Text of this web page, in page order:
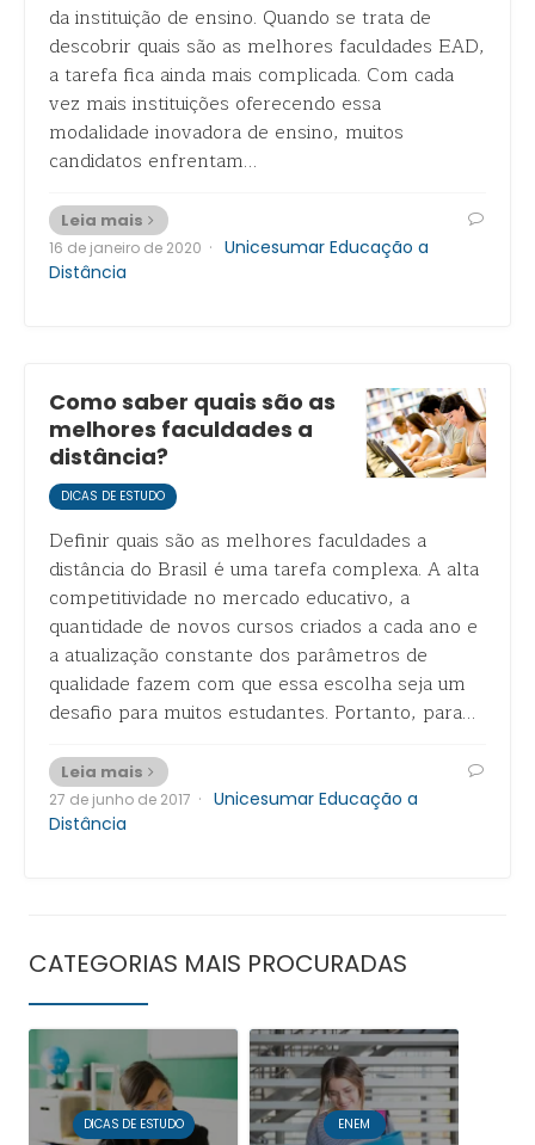
da instituição de ensino. Quando se trata de
descobrir quais são as melhores faculdades EAD,
a tarefa fica ainda mais complicada. Com cada
vez mais instituições oferecendo essa
modalidade inovadora de ensino, muitos
candidatos enfrentam…
Leia mais
16 de janeiro de 2020 · Unicesumar Educação a
Distância
Como saber quais são as
melhores faculdades a
distância?
DICAS DE ESTUDO
Definir quais são as melhores faculdades a
distância do Brasil é uma tarefa complexa. A alta
competitividade no mercado educativo, a
quantidade de novos cursos criados a cada ano e
a atualização constante dos parâmetros de
qualidade fazem com que essa escolha seja um
desafio para muitos estudantes. Portanto, para…
Leia mais
27 de junho de 2017 · Unicesumar Educação a
Distância
CATEGORIAS MAIS PROCURADAS
DICAS DE ESTUDO ENEM